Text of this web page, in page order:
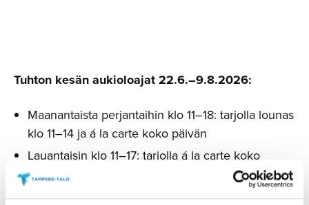
Tuhton kesän aukioloajat 22.6.–9.8.2026:
Maanantaista perjantaihin klo 11–18: tarjolla lounas
klo 11–14 ja á la carte koko päivän
Lauantaisin klo 11–17: tarjolla á la carte koko
päivän
Sunnuntaisin klo 11–17: tarjolla á la carte koko